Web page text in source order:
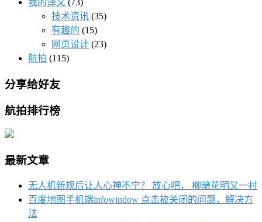
技术资讯 (35)
有趣的 (15)
网页设计 (23)
航拍 (115)
分享给好友
航拍排行榜
最新文章
无人机新规后让人心神不宁？ 放心吧， 柳暗花明又一村
百度地图手机端infowindow 点击被关闭的问题，解决方
法